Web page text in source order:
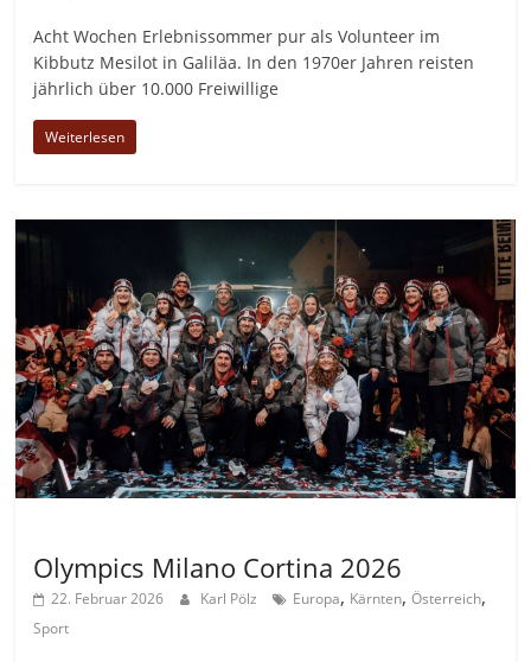
Acht Wochen Erlebnissommer pur als Volunteer im
Kibbutz Mesilot in Galiläa. In den 1970er Jahren reisten
jährlich über 10.000 Freiwillige
Weiterlesen
Olympics Milano Cortina 2026
22. Februar 2026 Karl Pölz Europa, Kärnten,Österreich,
Sport